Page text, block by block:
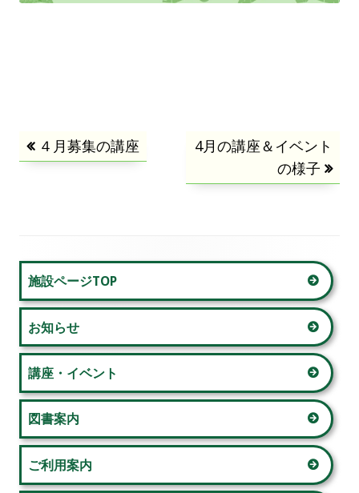
投
ゲ
ー
シ
ョ
ン
前
の
４月募集の講座
次
記
4月の講座＆イベント
の様子
メ
イ
ン
サ
イ
ド
バ
施設ページTOP
お知らせ
講座・イベント
図書案内
ご利用案内